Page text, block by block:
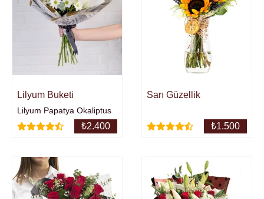
Eklemeniz
Gerekmez.İsteğe göre
ayıcık ekleyebilirisiniz.
Lilyum Buketi
Lilyum Papatya Okaliptus
₺2.400
Sarı Güzellik
₺1.500